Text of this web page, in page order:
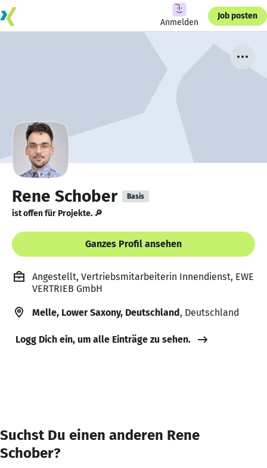
Anmelden
Job posten
Rene Schober Basis
ist offen für Projekte. 🔎
Ganzes Profil ansehen
Angestellt, Vertriebsmitarbeiterin Innendienst, EWE
VERTRIEB GmbH
Melle, Lower Saxony, Deutschland, Deutschland
Logg Dich ein, um alle Einträge zu sehen.
Suchst Du einen anderen Rene
Schober?